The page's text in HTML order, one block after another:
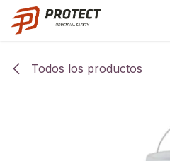
Ir al contenido
Todos los productos